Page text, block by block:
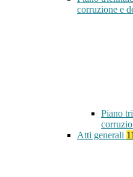
corruzione e
Piano
Atti generali